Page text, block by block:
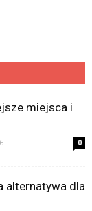
miejsca i
0
alternatywa dla